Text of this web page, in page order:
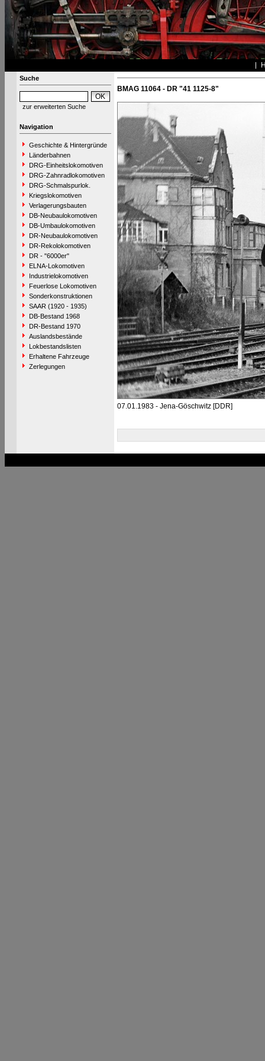
Suche
zur erweiterten Suche
Navigation
Geschichte & Hintergründe
Länderbahnen
DRG-Einheitslokomotiven
DRG-Zahnradlokomotiven
DRG-Schmalspurlok.
Kriegslokomotiven
Verlagerungsbauten
DB-Neubaulokomotiven
DB-Umbaulokomotiven
DR-Neubaulokomotiven
DR-Rekolokomotiven
DR - "6000er"
ELNA-Lokomotiven
Industrielokomotiven
Feuerlose Lokomotiven
Sonderkonstruktionen
SAAR (1920 - 1935)
DB-Bestand 1968
DR-Bestand 1970
Auslandsbestände
Lokbestandslisten
Erhaltene Fahrzeuge
Zerlegungen
BMAG 11064 - DR "41 1125-8"
07.01.1983 - Jena-Göschwitz [DDR]